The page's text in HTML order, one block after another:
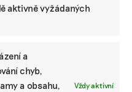
aktivně vyžádaných
a
chyb,
a obsahu,
Vždy aktivní